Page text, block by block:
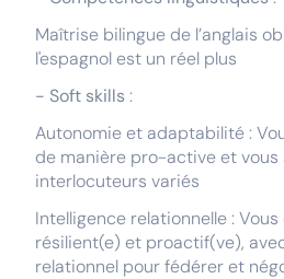
Maîtrise bilingue de l’anglais
l'espagnol est un réel plus
- Soft skills :
Autonomie et adaptabilité :
de manière pro-active et
interlocuteurs variés
Intelligence relationnelle :
résilient(e) et proactif(ve),
relationnel pour fédérer et